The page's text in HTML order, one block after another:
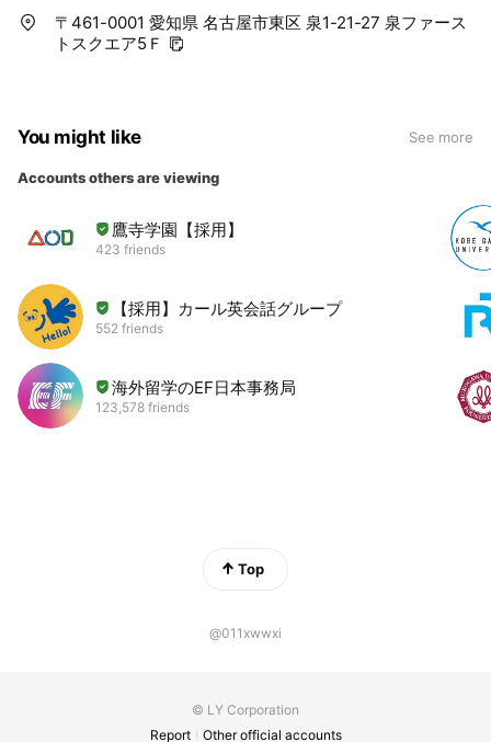
〒461-0001 愛知県 名古屋市東区 泉1-21-27 泉ファース
トスクエア5Ｆ
You might like See more
Accounts others are viewing
鷹寺学園【採用】
423 friends
【採用】カール英会話グループ
552 friends
海外留学のEF日本事務局
123,578 friends
Top
@011xwwxi
© LY Corporation
Report
Other official accounts